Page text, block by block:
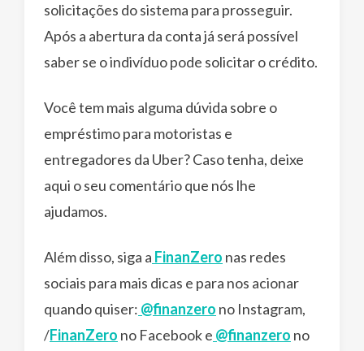
solicitações do sistema para prosseguir.
Após a abertura da conta já será possível
saber se o indivíduo pode solicitar o crédito.
Você tem mais alguma dúvida sobre o
empréstimo para motoristas e
entregadores da Uber? Caso tenha, deixe
aqui o seu comentário que nós lhe
ajudamos.
Além disso, siga a FinanZero nas redes
sociais para mais dicas e para nos acionar
quando quiser: @finanzero no Instagram,
/FinanZero no Facebook e @finanzero no